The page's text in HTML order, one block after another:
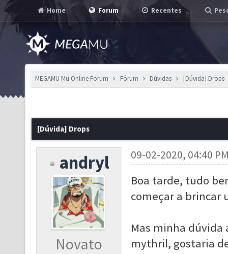
Home Forum Recentes
MEGAMU Mu Online Forum Fórum Dúvidas [Dúvida] Drops
[Dúvida] Drops
andryl
Novato
09-02-2020, 04:40
Boa tarde, tudo
começar a brincar
Mas minha dúvida
mythril, gostaria